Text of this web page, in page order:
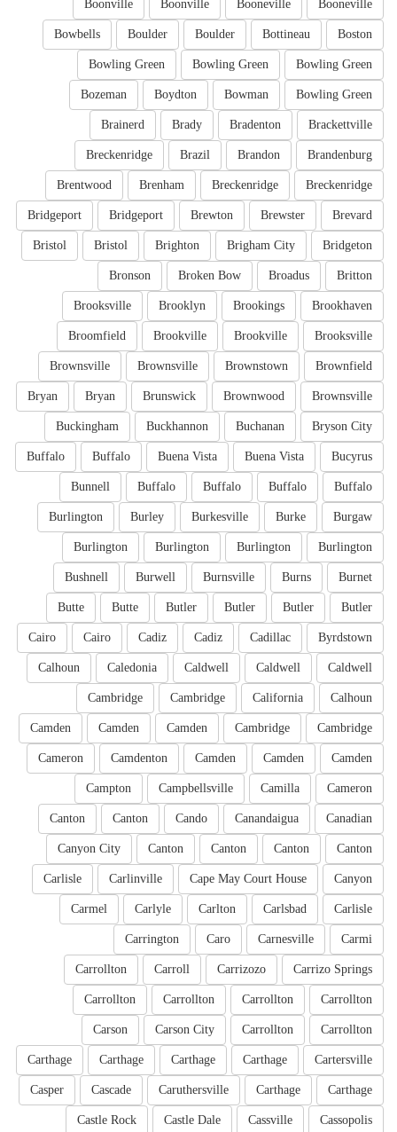
Booneville
Booneville
Boonville
Boonville
Boston
Bottineau
Boulder
Boulder
Bowbells
Bowling Green
Bowling Green
Bowling Green
Bowling Green
Bowman
Boydton
Bozeman
Brackettville
Bradenton
Brady
Brainerd
Brandenburg
Brandon
Brazil
Breckenridge
Breckenridge
Breckenridge
Brenham
Brentwood
Brevard
Brewster
Brewton
Bridgeport
Bridgeport
Bridgeton
Brigham City
Brighton
Bristol
Bristol
Britton
Broadus
Broken Bow
Bronson
Brookhaven
Brookings
Brooklyn
Brooksville
Brooksville
Brookville
Brookville
Broomfield
Brownfield
Brownstown
Brownsville
Brownsville
Brownsville
Brownwood
Brunswick
Bryan
Bryan
Bryson City
Buchanan
Buckhannon
Buckingham
Bucyrus
Buena Vista
Buena Vista
Buffalo
Buffalo
Buffalo
Buffalo
Buffalo
Buffalo
Bunnell
Burgaw
Burke
Burkesville
Burley
Burlington
Burlington
Burlington
Burlington
Burlington
Burnet
Burns
Burnsville
Burwell
Bushnell
Butler
Butler
Butler
Butler
Butte
Butte
Byrdstown
Cadillac
Cadiz
Cadiz
Cairo
Cairo
Caldwell
Caldwell
Caldwell
Caledonia
Calhoun
Calhoun
California
Cambridge
Cambridge
Cambridge
Cambridge
Camden
Camden
Camden
Camden
Camden
Camden
Camdenton
Cameron
Cameron
Camilla
Campbellsville
Campton
Canadian
Canandaigua
Cando
Canton
Canton
Canton
Canton
Canton
Canton
Canyon City
Canyon
Cape May Court House
Carlinville
Carlisle
Carlisle
Carlsbad
Carlton
Carlyle
Carmel
Carmi
Carnesville
Caro
Carrington
Carrizo Springs
Carrizozo
Carroll
Carrollton
Carrollton
Carrollton
Carrollton
Carrollton
Carrollton
Carrollton
Carson City
Carson
Cartersville
Carthage
Carthage
Carthage
Carthage
Carthage
Carthage
Caruthersville
Cascade
Casper
Cassopolis
Cassville
Castle Dale
Castle Rock